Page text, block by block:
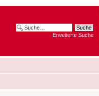
Erweiterte Suche